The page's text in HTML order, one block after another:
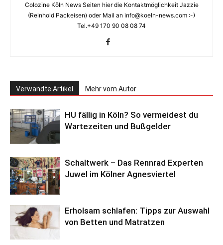
Colozine Köln News Seiten hier die Kontaktmöglichkeit Jazzie
(Reinhold Packeisen) oder Mail an info@koeln-news.com :-)
Tel.+49 170 90 08 08 74
Verwandte Artikel Mehr vom Autor
HU fällig in Köln? So vermeidest du
Wartezeiten und Bußgelder
Schaltwerk – Das Rennrad Experten
Juwel im Kölner Agnesviertel
Erholsam schlafen: Tipps zur Auswahl
von Betten und Matratzen